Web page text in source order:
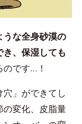
うな全身砂漠の
、保湿しても
です…！
」ができてし
の変化、皮脂量